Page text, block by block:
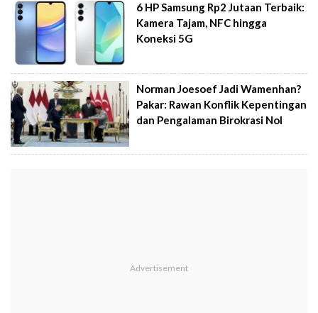
6 HP Samsung Rp2 Jutaan Terbaik:
Kamera Tajam, NFC hingga
Koneksi 5G
Norman Joesoef Jadi Wamenhan?
Pakar: Rawan Konflik Kepentingan
dan Pengalaman Birokrasi Nol